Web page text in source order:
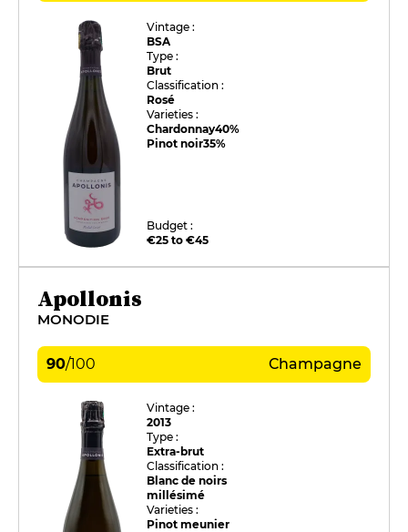
Vintage :
BSA
Type :
Brut
Classification :
Rosé
Varieties :
Chardonnay40%
Pinot noir35%
Budget :
€25 to €45
Apollonis
MONODIE
90/100 Champagne
Vintage :
2013
Type :
Extra-brut
Classification :
Blanc de noirs
millésimé
Varieties :
Pinot meunier